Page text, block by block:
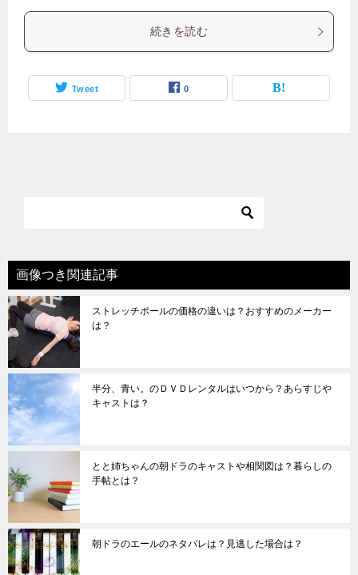
続きを読む
Tweet 0
画像つき関連記事
ストレッチポールの価格の違いは？おすすめのメーカー
は？
半分、青い。のＤＶＤレンタルはいつから？あらすじや
キャストは？
とと姉ちゃんの朝ドラのキャストや相関図は？暮らしの
手帖とは？
朝ドラのエールのネタバレは？見逃した場合は？